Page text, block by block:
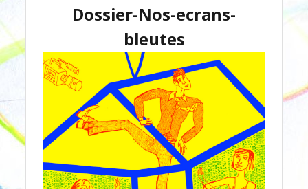
Dossier-Nos-ecrans-
bleutes